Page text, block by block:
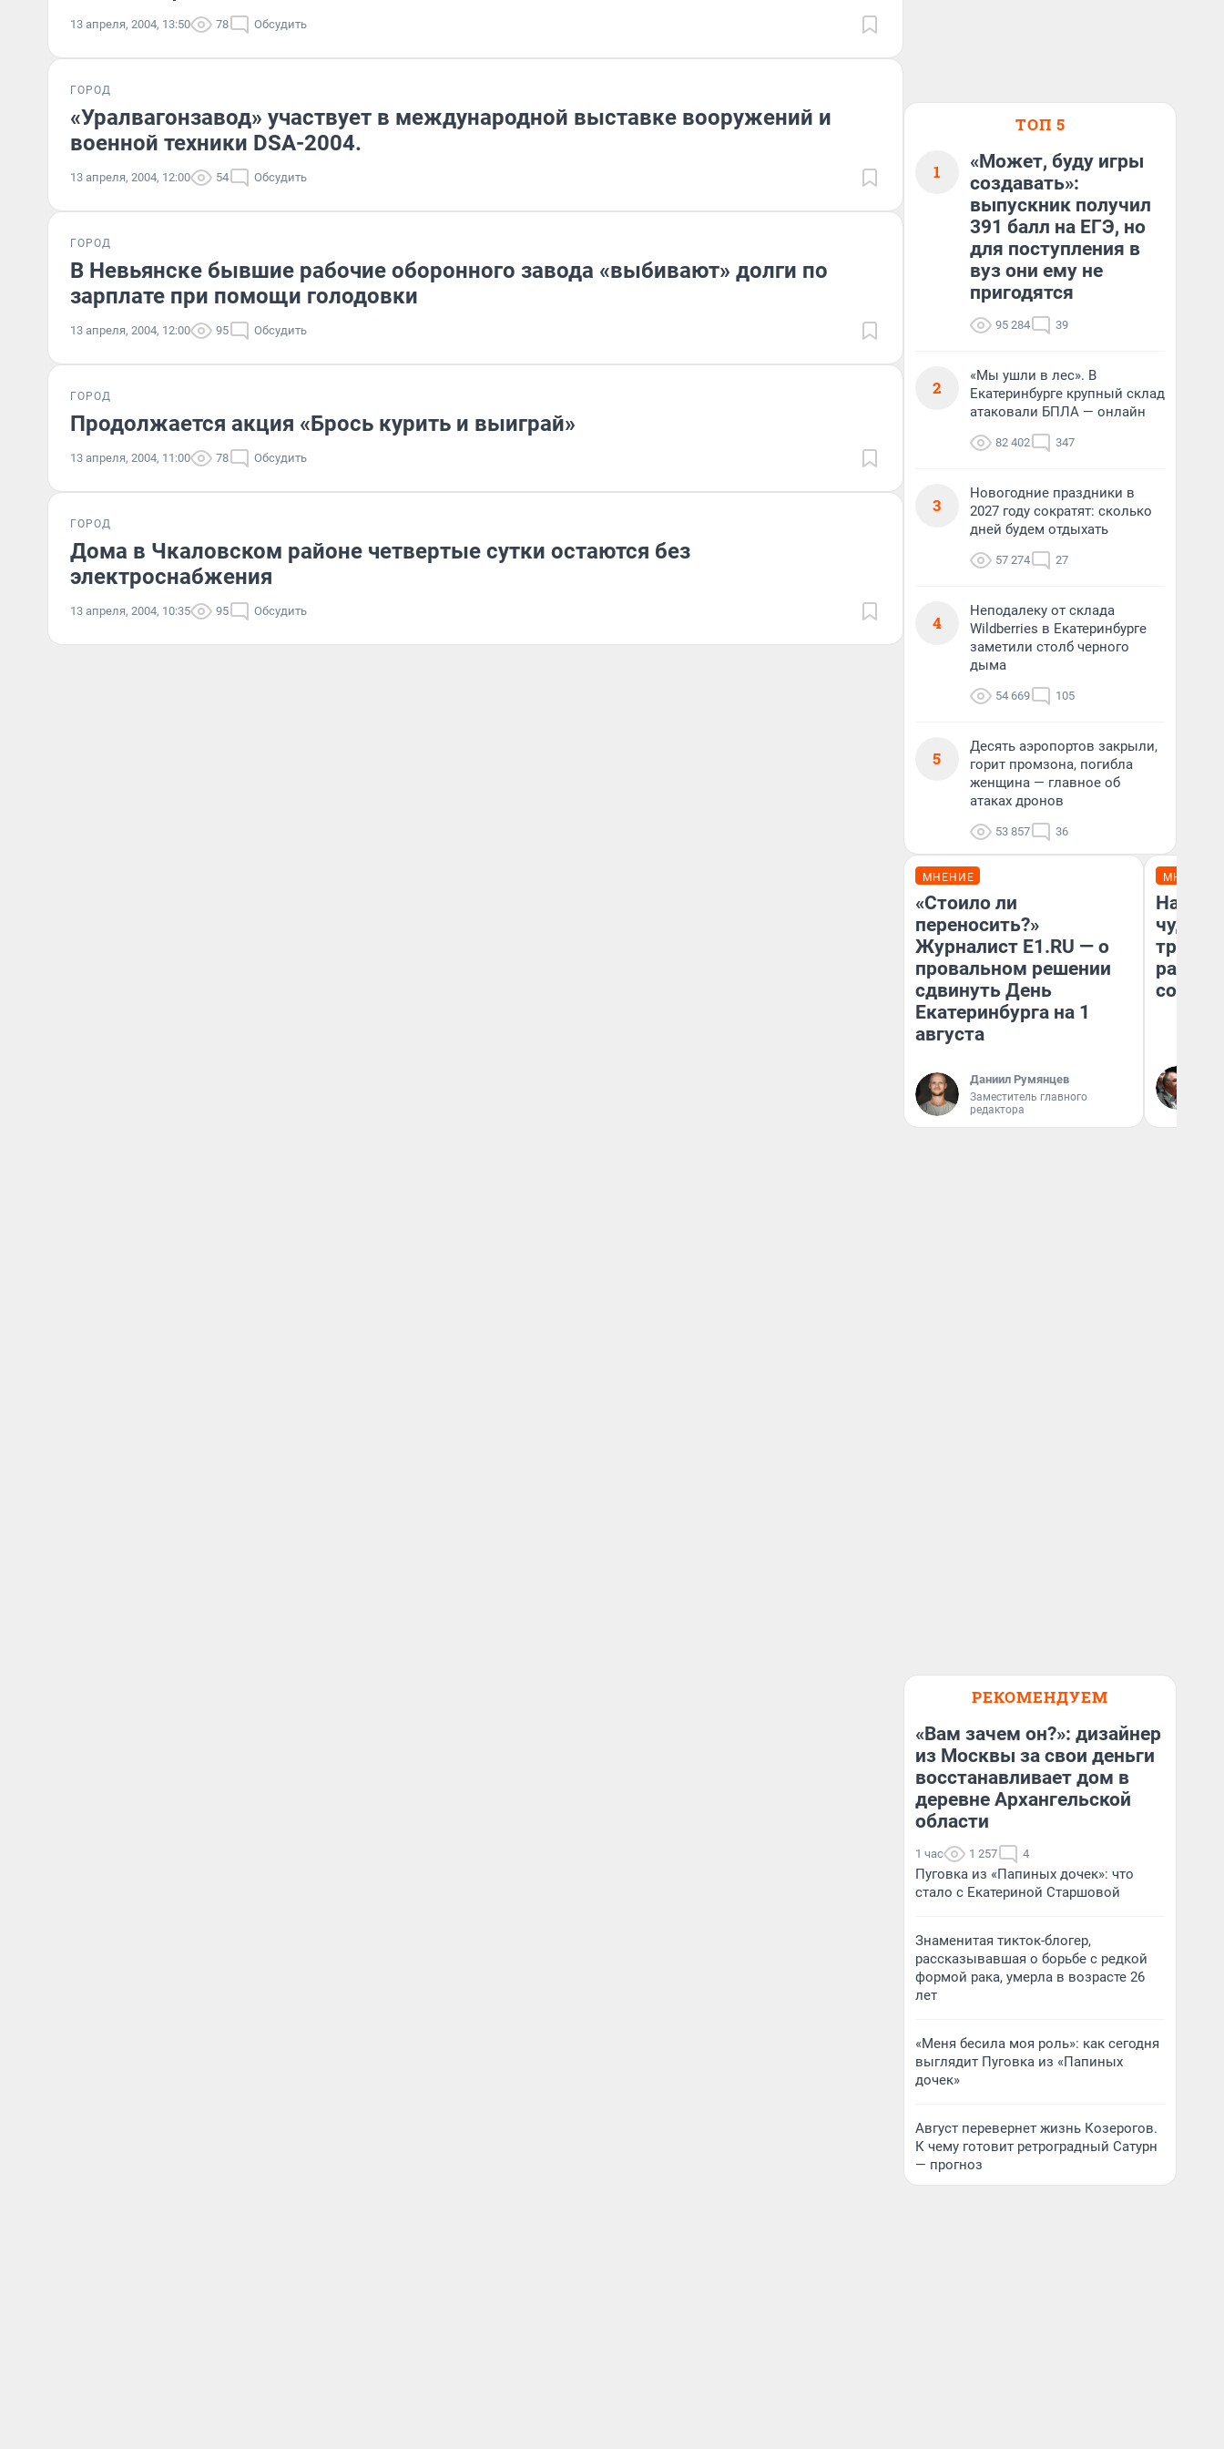
13 апреля, 2004, 13:50 78 Обсудить
ГОРОД
«Уралвагонзавод» участвует в международной выставке вооружений и
военной техники DSA-2004.
13 апреля, 2004, 12:00 54 Обсудить
ГОРОД
В Невьянске бывшие рабочие оборонного завода «выбивают» долги по
зарплате при помощи голодовки
13 апреля, 2004, 12:00 95 Обсудить
ГОРОД
Продолжается акция «Брось курить и выиграй»
13 апреля, 2004, 11:00 78 Обсудить
ГОРОД
Дома в Чкаловском районе четвертые сутки остаются без
электроснабжения
13 апреля, 2004, 10:35 95 Обсудить
ТОП 5
1
«Может, буду игры
создавать»:
выпускник получил
391 балл на ЕГЭ, но
для поступления в
вуз они ему не
пригодятся
95 284 39
2
«Мы ушли в лес». В
Екатеринбурге крупный склад
атаковали БПЛА — онлайн
82 402 347
3
Новогодние праздники в
2027 году сократят: сколько
дней будем отдыхать
57 274 27
4
Неподалеку от склада
Wildberries в Екатеринбурге
заметили столб черного
дыма
54 669 105
5
Десять аэропортов закрыли,
горит промзона, погибла
женщина — главное об
атаках дронов
53 857 36
МНЕНИЕ
«Стоило ли
переносить?»
Журналист E1.RU — о
провальном решении
сдвинуть День
Екатеринбурга на 1
августа
Даниил Румянцев
Заместитель главного
редактора
МНЕНИЕ
чудом
РЕКОМЕНДУЕМ
«Вам зачем он?»: дизайнер
из Москвы за свои деньги
восстанавливает дом в
деревне Архангельской
области
1 час 1 257 4
Пуговка из «Папиных дочек»: что
стало с Екатериной Старшовой
Знаменитая тикток-блогер,
рассказывавшая о борьбе с редкой
формой рака, умерла в возрасте 26
лет
«Меня бесила моя роль»: как сегодня
выглядит Пуговка из «Папиных
дочек»
Август перевернет жизнь Козерогов.
К чему готовит ретроградный Сатурн
— прогноз